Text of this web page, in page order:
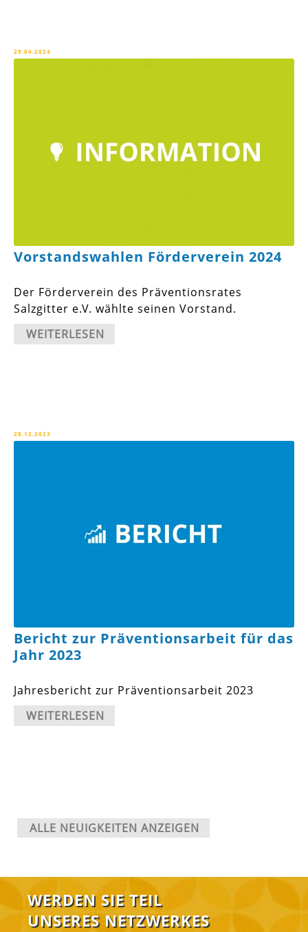
29.04.2024
Vorstandswahlen Förderverein 2024
Der Förderverein des Präventionsrates
Salzgitter e.V. wählte seinen Vorstand.
WEITERLESEN
28.12.2023
Bericht zur Präventionsarbeit für das
Jahr 2023
Jahresbericht zur Präventionsarbeit 2023
WEITERLESEN
ALLE NEUIGKEITEN ANZEIGEN
WERDEN SIE TEIL
UNSERES NETZWERKES